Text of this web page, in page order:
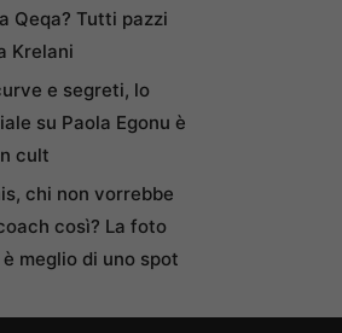
Qeqa? Tutti pazzi
Krelani
e segreti, lo
su Paola Egonu è
cult
chi non vorrebbe
così? La foto
meglio di uno spot